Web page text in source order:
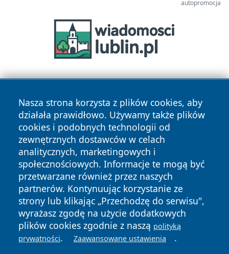
autopromocja
Nasza strona korzysta z plików cookies, aby
działała prawidłowo. Używamy także plików
cookies i podobnych technologii od
zewnętrznych dostawców w celach
analitycznych, marketingowych i
społecznościowych. Informacje te mogą być
przetwarzane również przez naszych
partnerów. Kontynuując korzystanie ze
strony lub klikając „Przechodzę do serwisu",
wyrażasz zgodę na użycie dodatkowych
plików cookies zgodnie z naszą polityką
prywatności. Zaawansowane ustawienia .
Copyright © 2026 naszkedzierzyn.pl Wszystkie prawa
zastrzeżone.
News Autorzy
Polityka
Prywatności
Polityka
Cookies